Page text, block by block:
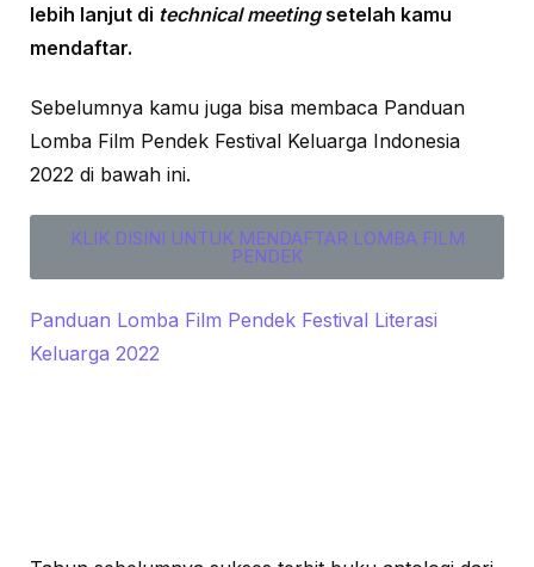
lebih lanjut di technical meetingsetelah kamu
mendaftar.
Sebelumnya kamu juga bisa membaca Panduan
Lomba Film Pendek Festival Keluarga Indonesia
2022 di bawah ini.
KLIK DISINI UNTUK MENDAFTAR LOMBA FILM
PENDEK
Panduan Lomba Film Pendek Festival Literasi
Keluarga 2022